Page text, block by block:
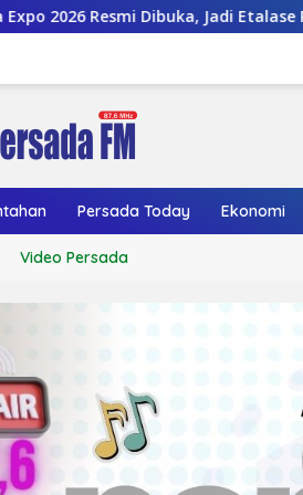
Etalase Potensi Daerah dan
Persada Today Ekonomi
Video Persada